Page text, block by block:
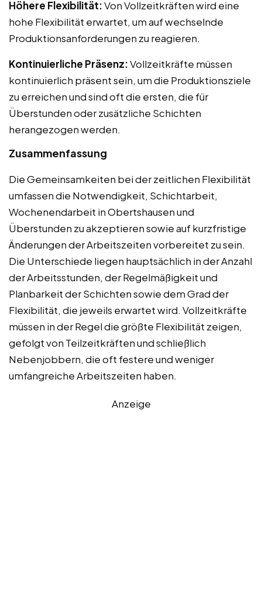
Höhere Flexibilität:Von Vollzeitkräften wird eine
hohe Flexibilität erwartet, um auf wechselnde
Produktionsanforderungen zu reagieren.
Kontinuierliche Präsenz:Vollzeitkräfte müssen
kontinuierlich präsent sein, um die Produktionsziele
zu erreichen und sind oft die ersten, die für
Überstunden oder zusätzliche Schichten
herangezogen werden.
Zusammenfassung
Die Gemeinsamkeiten bei der zeitlichen Flexibilität
umfassen die Notwendigkeit, Schichtarbeit,
Wochenendarbeit in Obertshausen und
Überstunden zu akzeptieren sowie auf kurzfristige
Änderungen der Arbeitszeiten vorbereitet zu sein.
Die Unterschiede liegen hauptsächlich in der Anzahl
der Arbeitsstunden, der Regelmäßigkeit und
Planbarkeit der Schichten sowie dem Grad der
Flexibilität, die jeweils erwartet wird. Vollzeitkräfte
müssen in der Regel die größte Flexibilität zeigen,
gefolgt von Teilzeitkräften und schließlich
Nebenjobbern, die oft festere und weniger
umfangreiche Arbeitszeiten haben.
Anzeige